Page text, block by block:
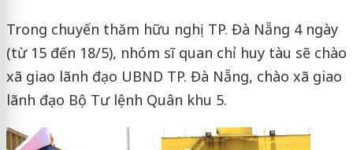
Trong chuyến thăm hữu nghị TP. Đà Nẵng 4 ngày
(từ 15 đến 18/5), nhóm sĩ quan chỉ huy tàu sẽ chào
xã giao lãnh đạo UBND TP. Đà Nẵng, chào xã giao
lãnh đạo Bộ Tư lệnh Quân khu 5.